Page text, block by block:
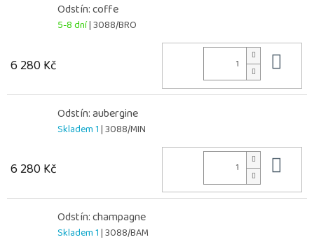
Odstín: coffe
5-8 dní| 3088/BRO
6 280 Kč
Odstín: aubergine
Skladem 1| 3088/MIN
6 280 Kč
Odstín: champagne
Skladem 1| 3088/BAM